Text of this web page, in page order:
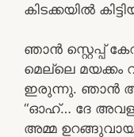
കിടക്കയിൽ
ഞാൻ സ്റ്റെപ്പ്
മെല്ലെ മയക്കം
ഇരുന്നു. ഞാൻ
“ഓഹ്… ദേ
അമ്മ